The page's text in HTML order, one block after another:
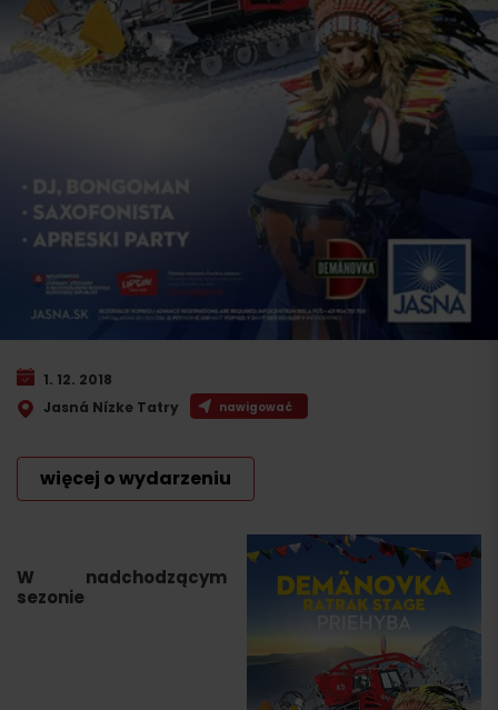
W nadchodzącym
sezonie
1. 12. 2018
Jasná Nízke Tatry
nawigować
więcej o wydarzeniu